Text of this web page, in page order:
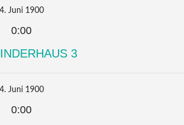
4. Juni 1900
0:00
3
4. Juni 1900
0:00